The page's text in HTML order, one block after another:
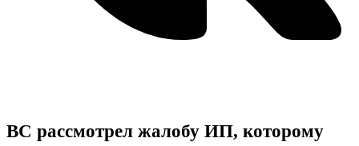
ВС рассмотрел жалобу ИП, которому